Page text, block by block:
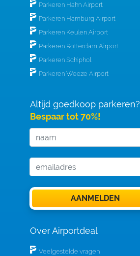
Parkeren Hahn Airport
Parkeren Hamburg Airport
Parkeren Keulen Airport
Parkeren Rotterdam Airport
Parkeren Schiphol
Parkeren Weeze Airport
Altijd goedkoop parkeren?
Bespaar tot 70%!
Over Airportdeal
Veelgestelde vragen